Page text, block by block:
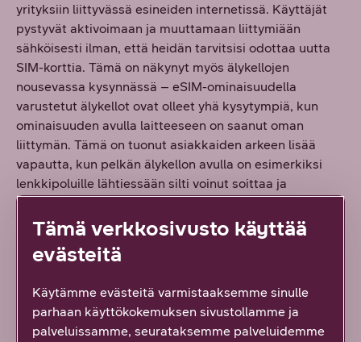
yrityksiin liittyvässä esineiden internetissä. Käyttäjät
pystyvät aktivoimaan ja muuttamaan liittymiään
sähköisesti ilman, että heidän tarvitsisi odottaa uutta
SIM-korttia. Tämä on näkynyt myös älykellojen
nousevassa kysynnässä – eSIM-ominaisuudella
varustetut älykellot ovat olleet yhä kysytympiä, kun
ominaisuuden avulla laitteeseen on saanut oman
liittymän. Tämä on tuonut asiakkaiden arkeen lisää
vapautta, kun pelkän älykellon avulla on esimerkiksi
lenkkipoluille lähtiessään silti voinut soittaa ja
vastaanottaa puheluita, lähettää ja vastaanottaa
viestejä sekä kuunnella musiikkia tai äänikirjoja. DNA:n
teettämän tutkimuksen mukaan jo joka kolmannella
suomalaisella on käytössään älykello tai
Unen ja hyvinvoinnin seuraaminen
Tämä verkkosivusto käyttää
evästeitä
Käytämme evästeitä varmistaaksemme sinulle
parhaan käyttökokemuksen sivustollamme ja
palveluissamme, seurataksemme palveluidemme